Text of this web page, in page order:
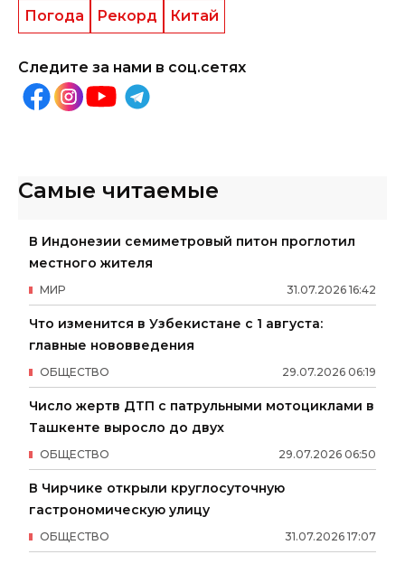
Погода Рекорд Китай
Следите за нами в соц.сетях
Самые читаемые
В Индонезии семиметровый питон проглотил
местного жителя
31.07.2026 16:42
МИР
Что изменится в Узбекистане с 1 августа:
главные нововведения
29.07.2026 06:19
ОБЩЕСТВО
Число жертв ДТП с патрульными мотоциклами в
Ташкенте выросло до двух
29.07.2026 06:50
ОБЩЕСТВО
В Чирчике открыли круглосуточную
гастрономическую улицу
31.07.2026 17:07
ОБЩЕСТВО